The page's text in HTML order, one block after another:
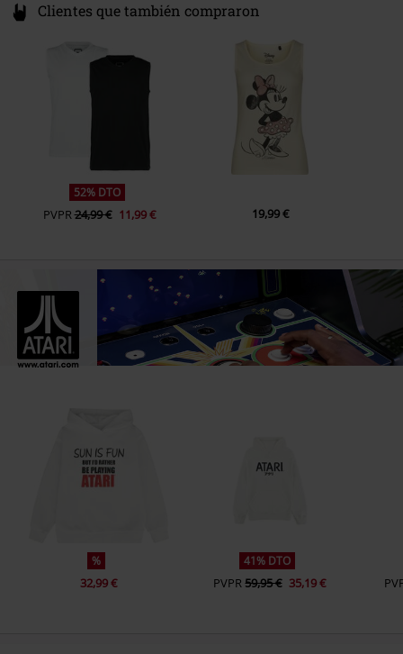
Clientes que también compraron
52% DTO
PVPR24,99 € 11,99 € 19,99 €
%
32,99 €
41% DTO
PVPR59,95 € 35,19 €